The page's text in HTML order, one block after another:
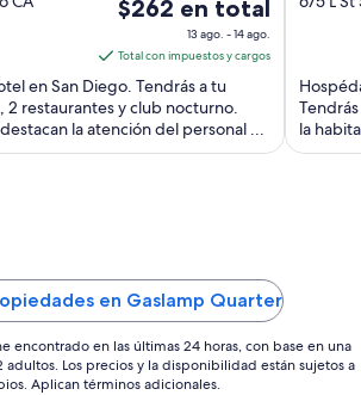
es
de
$262
en
total
ago
al
14
ago
$262 en total
13 ago. - 14 ago.
Total con impuestos y cargos
en San Diego. Tendrás a tu
restaurantes y club nocturno.
la atención del personal ...
la
en Gaslamp Quarter
encontrado en las últimas 24 horas, con base en una
adultos. Los precios y la disponibilidad están sujetos a
Aplican términos adicionales.